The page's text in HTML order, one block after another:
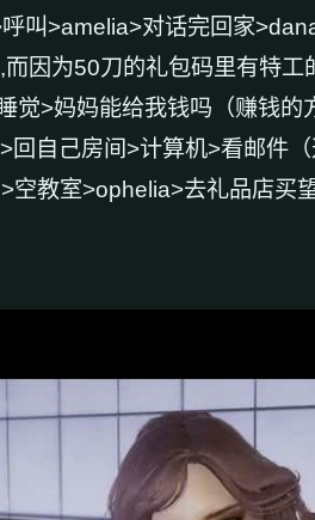
叫>amelia>对话完回家
因为50刀的礼包码里有特
>妈妈能给我钱吗（赚钱的
自己房间>计算机>看邮件
教室>ophelia>去礼品店买